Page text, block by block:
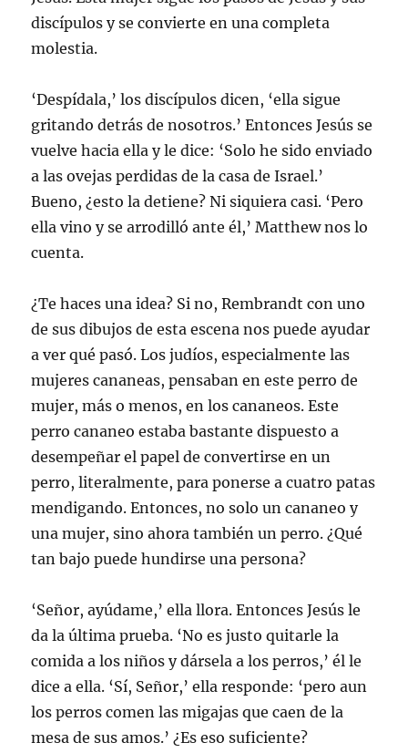
discípulos y se convierte en una completa
molestia.
‘Despídala,’ los discípulos dicen, ‘ella sigue
gritando detrás de nosotros.’ Entonces Jesús se
vuelve hacia ella y le dice: ‘Solo he sido enviado
a las ovejas perdidas de la casa de Israel.’
Bueno, ¿esto la detiene? Ni siquiera casi. ‘Pero
ella vino y se arrodilló ante él,’ Matthew nos lo
cuenta.
¿Te haces una idea? Si no, Rembrandt con uno
de sus dibujos de esta escena nos puede ayudar
a ver qué pasó. Los judíos, especialmente las
mujeres cananeas, pensaban en este perro de
mujer, más o menos, en los cananeos. Este
perro cananeo estaba bastante dispuesto a
desempeñar el papel de convertirse en un
perro, literalmente, para ponerse a cuatro patas
mendigando. Entonces, no solo un cananeo y
una mujer, sino ahora también un perro. ¿Qué
tan bajo puede hundirse una persona?
‘Señor, ayúdame,’ ella llora. Entonces Jesús le
da la última prueba. ‘No es justo quitarle la
comida a los niños y dársela a los perros,’ él le
dice a ella. ‘Sí, Señor,’ ella responde: ‘pero aun
los perros comen las migajas que caen de la
mesa de sus amos.’ ¿Es eso suficiente?